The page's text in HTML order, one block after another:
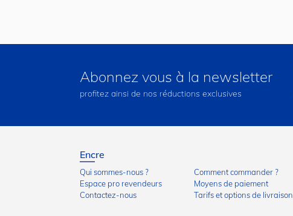
Abonnez vous à la newsletter
profitez ainsi de nos réductions exclusives
Encre
Qui sommes-nous ?
Espace pro revendeurs
Contactez-nous
Comment commander ?
Moyens de paiement
Tarifs et options de livraison